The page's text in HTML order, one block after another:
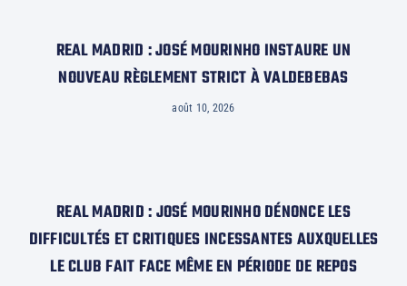
REAL MADRID : JOSÉ MOURINHO INSTAURE UN
NOUVEAU RÈGLEMENT STRICT À VALDEBEBAS
août 10, 2026
REAL MADRID : JOSÉ MOURINHO DÉNONCE LES
DIFFICULTÉS ET CRITIQUES INCESSANTES AUXQUELLES
LE CLUB FAIT FACE MÊME EN PÉRIODE DE REPOS